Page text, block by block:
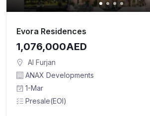
Evora Residences
1,076,000AED
Al Furjan
ANAX Developments
1-Mar
Presale(EOI)